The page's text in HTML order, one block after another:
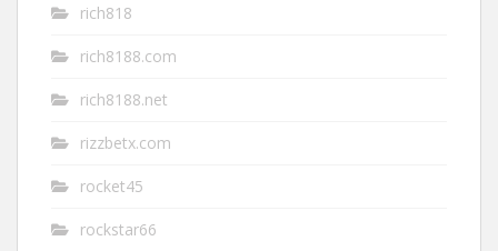
rich818
rich8188.com
rich8188.net
rizzbetx.com
rocket45
rockstar66